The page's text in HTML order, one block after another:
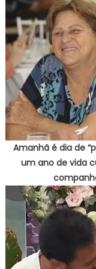
Amanhã é dia de
um ano de vida